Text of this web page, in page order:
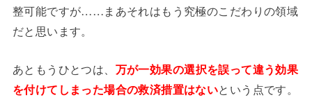
整可能ですが……まあそれはもう究極のこだわりの領域
だと思います。
あともうひとつは、 万が一効果の選択を誤って違う効果
を付けてしまった場合の救済措置はないという点です。